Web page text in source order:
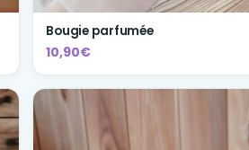
Bougie parfumée
10,90€